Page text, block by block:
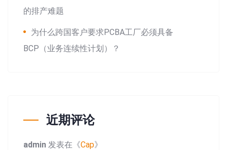
的排产难题
为什么跨国客户要求PCBA工厂必须具备
BCP（业务连续性计划）？
近期评论
admin 发表在《Cap》